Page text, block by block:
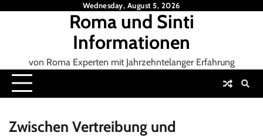
Wednesday, August 5, 2026
Roma und Sinti
Informationen
von Roma Experten mit Jahrzehntelanger Erfahrung
Zwischen Vertreibung und